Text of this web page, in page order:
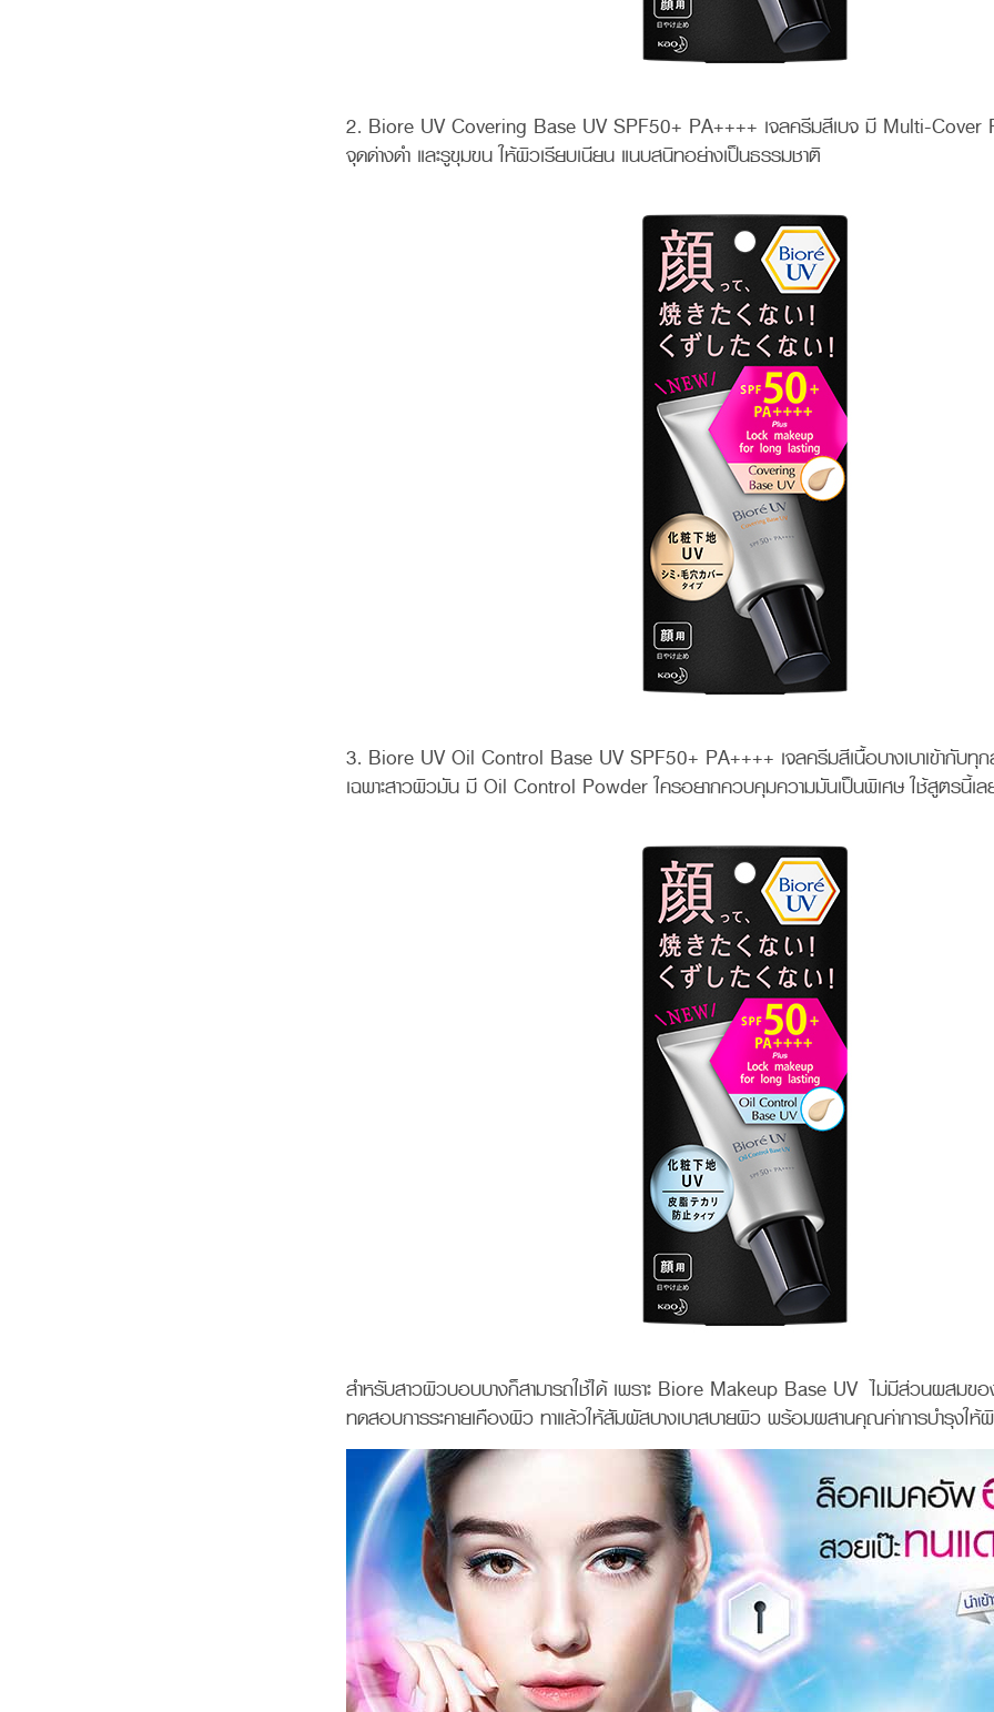
2. Biore UV Covering Base UV SPF50+ PA++++ เจลครีมสีเบจ มี Multi-
จุดด่างดำ และรูขุมขน ให้ผิวเรียบเนียน แนบสนิทอย่างเป็นธรรมชาติ
3. Biore UV Oil Control Base UV SPF50+ PA++++ เจลครีมสีเนื้อบางเบาเข้ากับทุ
เฉพาะสาวผิวมัน มี Oil Control Powder ใครอยากควบคุมความมันเป็นพิเศษ ใช้สูตรนี้เล
สำหรับสาวผิวบอบบางก็สามารถใช้ได้ เพราะ Biore Makeup Base UV ไม่มีส่วนผสมขอ
ทดสอบการระคายเคืองผิว ทาแล้วให้สัมผัสบางเบาสบายผิว พร้อมผสานคุณค่าการบำรุงใ